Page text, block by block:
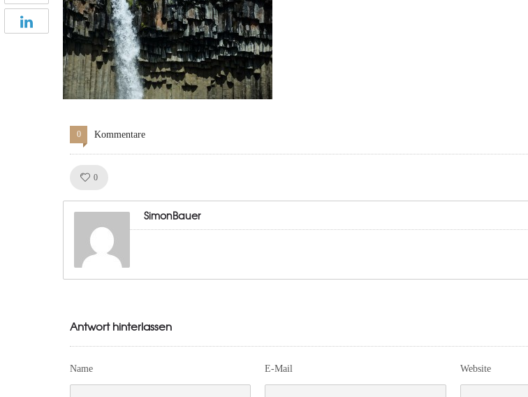
0 Kommentare
0
SimonBauer
Antwort hinterlassen
Name E-Mail Website